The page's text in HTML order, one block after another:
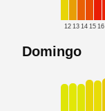
12 13 14 15 16
Domingo